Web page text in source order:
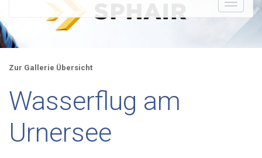
Zur Gallerie Übersicht
Wasserflug am
Urnersee